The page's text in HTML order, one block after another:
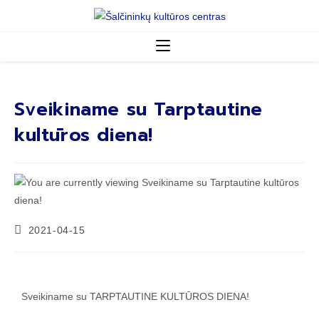
Sveikiname su Tarptautine
kultūros diena!
2021-04-15
Sveikiname su TARPTAUTINE KULTŪROS DIENA!